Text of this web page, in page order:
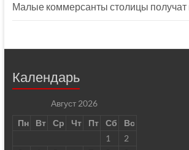
Малые коммерсанты столицы
Календарь
Август 2026
Пн
Вт Ср Чт Пт Сб
Вс
1
2